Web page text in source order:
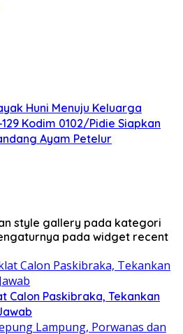
Huni Menuju Keluarga
Kodim 0102/Pidie Siapkan
Ayam Petelur
style gallery pada kategori
pada widget recent
Calon Paskibraka, Tekankan